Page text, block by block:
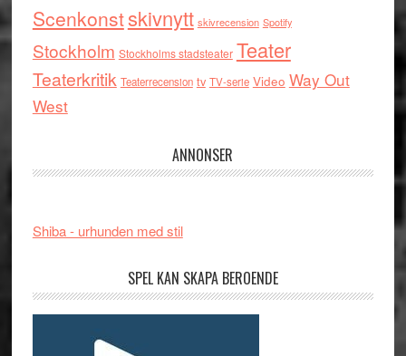
Scenkonstskivnytt skivrecension Spotify
Stockholm Stockholms stadsteater Teater
Teaterkritik Teaterrecension tv TV-serie Video Way Out
West
ANNONSER
Shiba - urhunden med stil
SPEL KAN SKAPA BEROENDE